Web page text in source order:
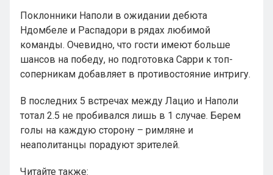
Поклонники Наполи в ожидании дебюта
Ндомбеле и Распадори в рядах любимой
команды. Очевидно, что гости имеют больше
шансов на победу, но подготовка Сарри к топ-
соперникам добавляет в противостояние интригу.
В последних 5 встречах между Лацио и Наполи
тотал 2.5 не пробивался лишь в 1 случае. Берем
голы на каждую сторону – римляне и
неаполитанцы порадуют зрителей.
Читайте также: